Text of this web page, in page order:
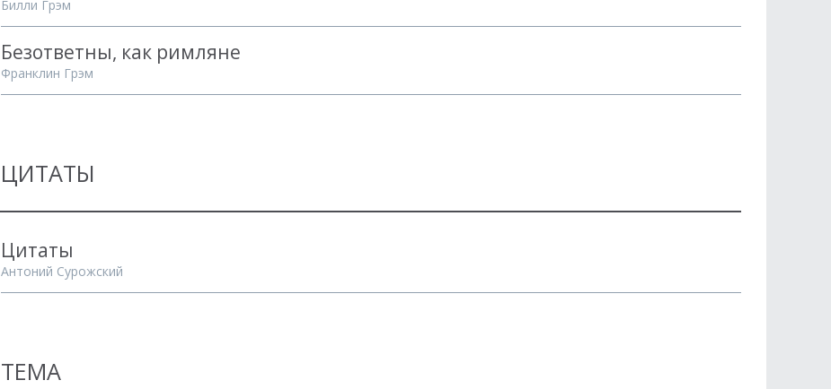
Билли Грэм
Безответны, как римляне
Франклин Грэм
ЦИТАТЫ
Цитаты
Антоний Сурожский
ТЕМА